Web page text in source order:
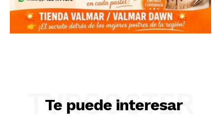
Te puede interesar
TVROOSTER